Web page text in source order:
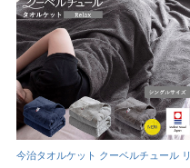
今治タオルケット クーベルチュール リ